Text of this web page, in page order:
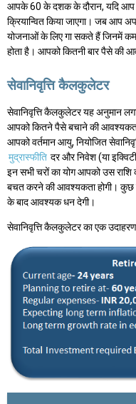
आपके 60 के दशक के दौरान, यदि आप
क्रियान्वित किया जाएगा। जब आप
योजनाओं के लिए गा सकते हैं जिनमें
होता है। आपको कितनी बार पैसे की
सेवानिवृत्ति कैलकुलेटर
सेवानिवृत्ति कैलकुलेटर यह अनुमान
आपको कितने पैसे बचाने की
आपको वर्तमान आयु, नियोजित
मुद्रास्फीति दर और निवेश (या
इन सभी चरों का योग आपको उस
बचत करने की आवश्यकता होगी। कुछ
के बाद आवश्यक धन देगी।
सेवानिवृत्ति कैलकुलेटर का एक उदाहरण